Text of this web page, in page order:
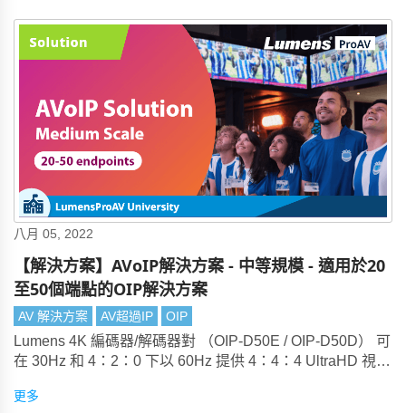
八月 05, 2022
【解決方案】AVoIP解決方案 - 中等規模 - 適用於20
至50個端點的OIP解決方案
AV 解決方案 AV超過IP OIP
Lumens 4K 編碼器/解碼器對 （OIP-D50E / OIP-D50D） 可
在 30Hz 和 4：2：0 下以 60Hz 提供 4：4：4 UltraHD 視
準 1 千兆Ethernet網路傳輸。
更多